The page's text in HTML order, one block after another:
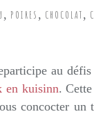
, POIRES , CHOCOLAT,
au défis
kuisinn.
concocter un